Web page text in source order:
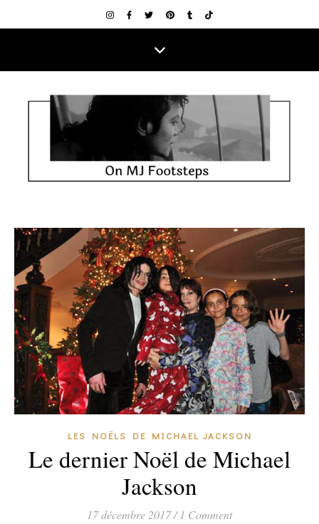
LES NOËLS DE MICHAEL JACKSON
Le dernier Noël de Michael
Jackson
17 décembre 2017/ 1 Comment